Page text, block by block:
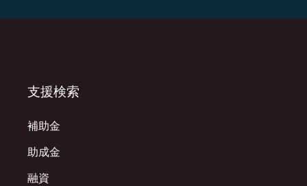
支援検索
補助金
助成金
融資